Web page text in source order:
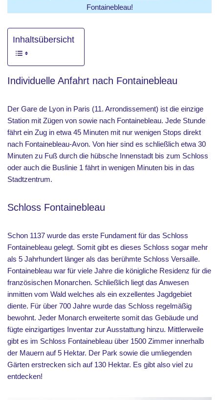
Fontainebleau!
Inhaltsübersicht
Individuelle Anfahrt nach Fontainebleau
Der Gare de Lyon in Paris (11. Arrondissement) ist die einzige
Station mit Zügen von sowie nach Fontainebleau. Jede Stunde
fährt ein Zug in etwa 45 Minuten mit nur wenigen Stops direkt
nach Fontainebleau-Avon. Von hier sind es schließlich etwa 30
Minuten zu Fuß durch die hübsche Innenstadt bis zum Schloss
oder auch die Buslinie 1 fährt in wenigen Minuten bis in das
Stadtzentrum.
Schloss Fontainebleau
Schon 1137 wurde das erste Fundament für das Schloss
Fontainebleau gelegt. Somit gibt es dieses Schloss sogar mehr
als 5 Jahrhundert länger als das berühmte Schloss Versaille.
Fontainebleau war für viele Jahre die königliche Residenz für die
französischen Monarchen. Schließlich liegt das Anwesen
inmitten vom Wald welches als ein exzellentes Jagdgebiet
diente. Für über 700 Jahre wurde das Schloss regelmäßig
bewohnt. Jeder Monarch erweiterte somit das Gebäude und
fügte einzigartiges Inventar zur Ausstattung hinzu. Mittlerweile
gibt es im Schloss Fontainebleau über 1500 Zimmer innerhalb
der Mauern auf 5 Hektar. Der Park sowie die umliegenden
Gärten erstrecken sich auf 130 Hektar. Es gibt also viel zu
entdecken!